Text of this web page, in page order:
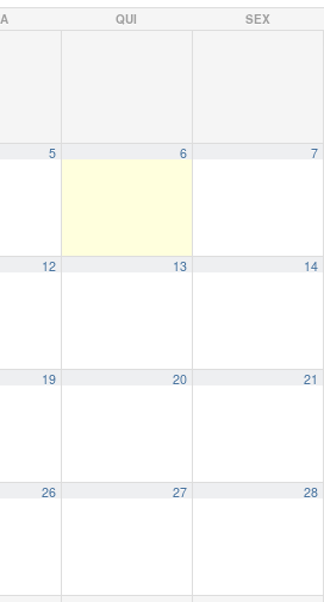
QUI SEX
5 6 7
12 13 14
19 20 21
26 27 28